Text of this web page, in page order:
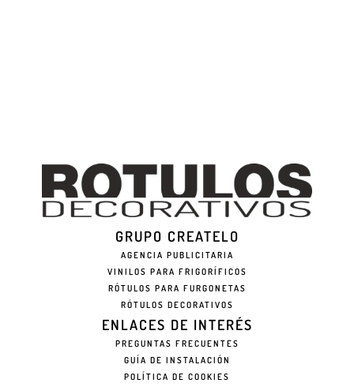
GRUPO CREATELO
AGENCIA PUBLICITARIA
VINILOS PARA FRIGORÍFICOS
RÓTULOS PARA FURGONETAS
RÓTULOS DECORATIVOS
ENLACES DE INTERÉS
PREGUNTAS FRECUENTES
GUÍA DE INSTALACIÓN
POLÍTICA DE COOKIES